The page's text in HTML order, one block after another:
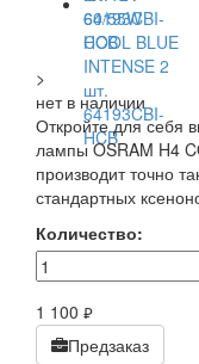
>
нет в наличии
Откройте для себя
лампы OSRAM H4
производит точно
стандартных
Количество:
1 100 руб.
Предзаказ